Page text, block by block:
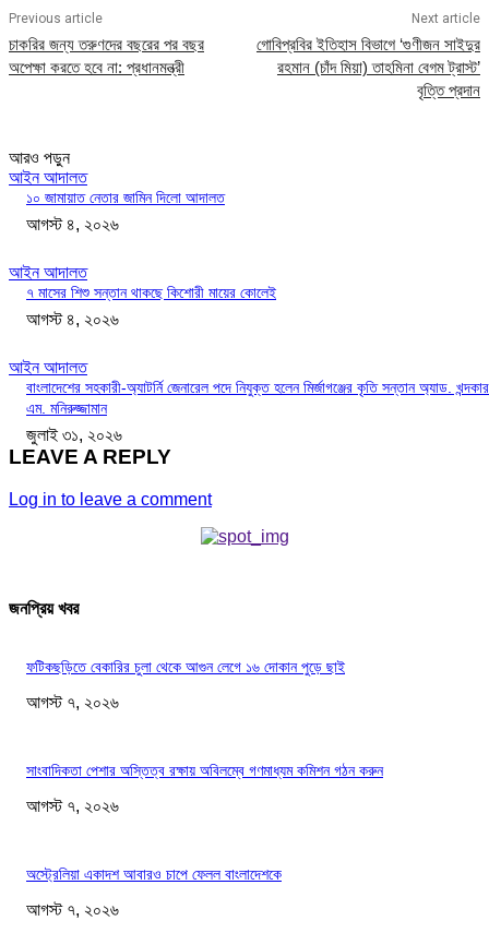
Previous article
চাকরির জন্য তরুণদের বছরের পর বছর
অপেক্ষা করতে হবে না: প্রধানমন্ত্রী
Next article
গোবিপ্রবির ইতিহাস বিভাগে ‘গুণীজন সাইদুর
রহমান (চাঁদ মিয়া) তাহমিনা বেগম ট্রাস্ট’
বৃত্তি প্রদান
আরও পড়ুন
আইন আদালত
১০ জামায়াত নেতার জামিন দিলো আদালত
আগস্ট ৪, ২০২৬
আইন আদালত
৭ মাসের শিশু সন্তান থাকছে কিশোরী মায়ের কোলেই
আগস্ট ৪, ২০২৬
আইন আদালত
বাংলাদেশের সহকারী-অ্যাটর্নি জেনারেল পদে নিযুক্ত হলেন মির্জাগঞ্জের কৃতি সন্তান অ্যাড. খন্দকার
এম. মনিরুজ্জামান
জুলাই ৩১, ২০২৬
LEAVE A REPLY
Log in to leave a comment
জনপ্রিয় খবর
ফটিকছড়িতে বেকারির চুলা থেকে আগুন লেগে ১৬ দোকান পুড়ে ছাই
আগস্ট ৭, ২০২৬
সাংবাদিকতা পেশার অস্তিত্ব রক্ষায় অবিলম্বে গণমাধ্যম কমিশন গঠন করুন
আগস্ট ৭, ২০২৬
অস্ট্রেলিয়া একাদশ আবারও চাপে ফেলল বাংলাদেশকে
আগস্ট ৭, ২০২৬